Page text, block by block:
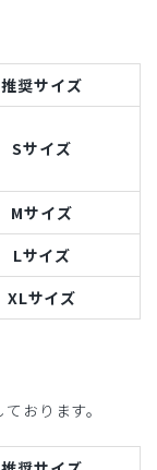
推奨サイズ
Sサイズ
Mサイズ
Lサイズ
XLサイズ
おります。